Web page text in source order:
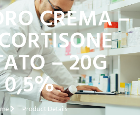
CREMA –
– 20G
0,5%
Product Details